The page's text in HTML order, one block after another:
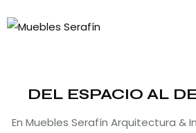
DEL ESPACIO AL
En Muebles Serafín Arquitectura &